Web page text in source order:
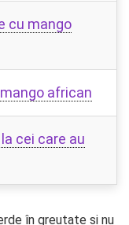
cu mango
african
cei care au
în greutate și nu